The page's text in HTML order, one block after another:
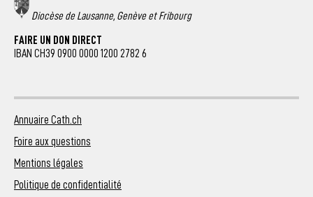
Diocèse de Lausanne, Genève et Fribourg
FAIRE UN DON DIRECT
IBAN CH39 0900 0000 1200 2782 6
Annuaire Cath.ch
Foire aux questions
Mentions légales
Politique de confidentialité